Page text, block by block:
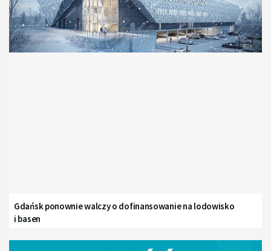
Gdańsk ponownie walczy o dofinansowanie na lodowisko
i basen